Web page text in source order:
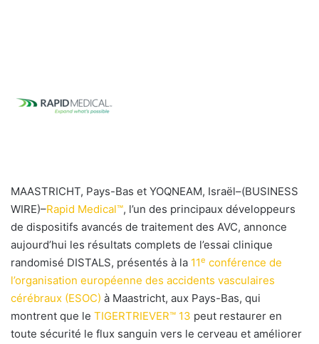
MAASTRICHT, Pays-Bas et YOQNEAM, Israël–(BUSINESS
WIRE)–Rapid Medical™, l’un des principaux développeurs
de dispositifs avancés de traitement des AVC, annonce
aujourd’hui les résultats complets de l’essai clinique
randomisé DISTALS, présentés à la 11e conférence de
l’organisation européenne des accidents vasculaires
cérébraux (ESOC) à Maastricht, aux Pays-Bas, qui
montrent que le TIGERTRIEVER™ 13 peut restaurer en
toute sécurité le flux sanguin vers le cerveau et améliorer